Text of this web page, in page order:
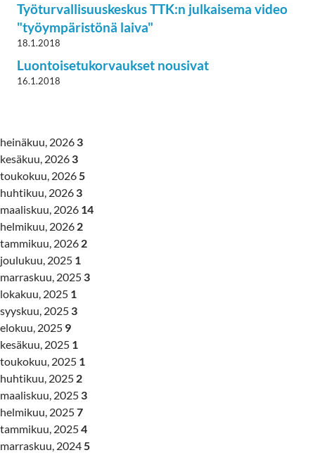
Työturvallisuuskeskus TTK:n julkaisema video
"työympäristönä laiva"
18.1.2018
Luontoisetukorvaukset nousivat
16.1.2018
heinäkuu, 2026 3
kesäkuu, 2026 3
toukokuu, 20265
huhtikuu, 2026 3
maaliskuu, 2026 14
helmikuu, 2026 2
tammikuu, 2026 2
joulukuu, 2025 1
marraskuu, 2025 3
lokakuu, 2025 1
syyskuu, 2025 3
elokuu, 2025 9
kesäkuu, 2025 1
toukokuu, 2025 1
huhtikuu, 2025 2
maaliskuu, 2025 3
helmikuu, 20257
tammikuu, 20254
marraskuu, 20245